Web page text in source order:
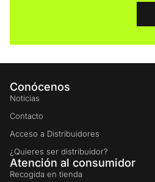
Conócenos
Noticias
Contacto
Acceso a Distribuidores
¿Quieres ser distribuidor?
Atención al consumidor
Recogida en tienda